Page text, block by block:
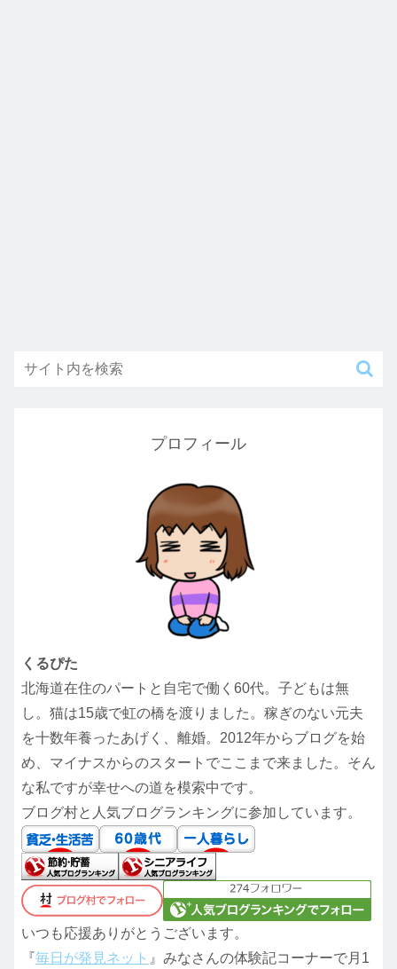
プロフィール
くるぴた
北海道在住のパートと自宅で働く60代。子どもは無
し。猫は15歳で虹の橋を渡りました。稼ぎのない元夫
を十数年養ったあげく、離婚。2012年からブログを始
め、マイナスからのスタートでここまで来ました。そん
な私ですが幸せへの道を模索中です。
ブログ村と人気ブログランキングに参加しています。
いつも応援ありがとうございます。
『 毎日が発見ネット 』みなさんの体験記コーナーで月1